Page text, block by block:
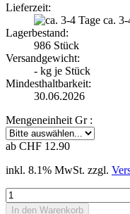
Lieferzeit:
ca.
Lagerbestand:
986 Stück
Versandgewicht:
- kg je Stück
Mindesthaltbarkeit:
30.06.2026
Mengeneinheit Gr :
ab CHF 12.90
inkl. 8.1% MwSt. zzgl.